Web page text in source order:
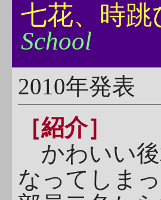
七花、時
School
2010年発表
［紹介］
かわいい後
なってしま